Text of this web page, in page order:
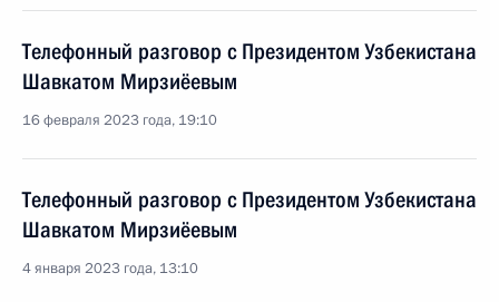
Телефонный разговор с Президентом Узбекистана
Шавкатом Мирзиёевым
16 февраля 2023 года, 19:10
Телефонный разговор с Президентом Узбекистана
Шавкатом Мирзиёевым
4 января 2023 года, 13:10